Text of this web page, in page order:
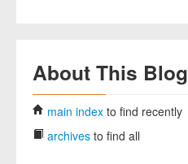
About This Blog
main index to find recently
archives to find all